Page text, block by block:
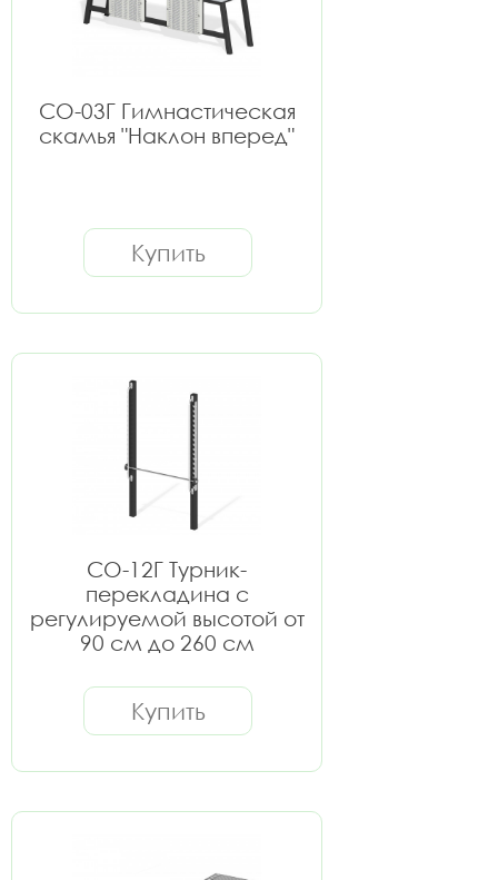
СО-03Г Гимнастическая
скамья "Наклон вперед"
Купить
СО-12Г Турник-
перекладина с
регулируемой высотой от
90 см до 260 см
Купить